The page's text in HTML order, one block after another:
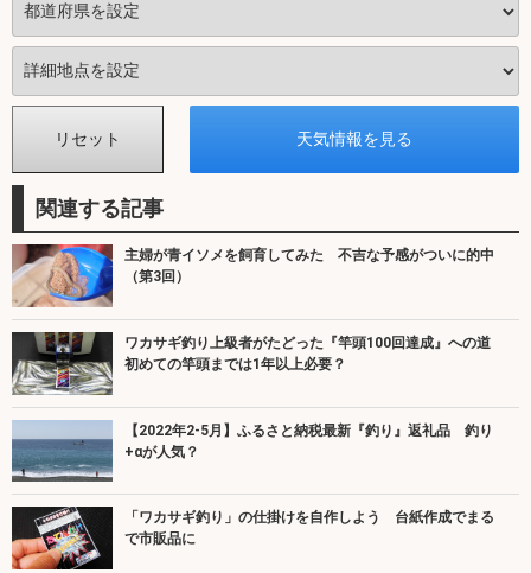
関連する記事
主婦が青イソメを飼育してみた 不吉な予感がついに的中
（第3回）
ワカサギ釣り上級者がたどった『竿頭100回達成』への道
初めての竿頭までは1年以上必要？
【2022年2-5月】ふるさと納税最新『釣り』返礼品 釣り
+αが人気？
「ワカサギ釣り」の仕掛けを自作しよう 台紙作成でまる
で市販品に